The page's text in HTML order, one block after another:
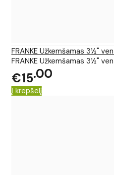
FRANKE Užkemšamas 3½"
FRANKE Užkemšamas 3½"
€1500
Į krepšelį